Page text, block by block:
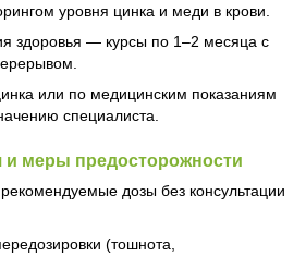
уровня цинка и меди в крови.
здоровья — курсы по 1–2 месяца с
или по медицинским показаниям
специалиста.
и меры предосторожности
дозы без консультации
(тошнота,